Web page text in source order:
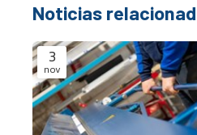
Noticias
3
nov